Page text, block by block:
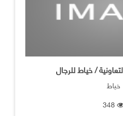
/ خياط للرجال
خياط